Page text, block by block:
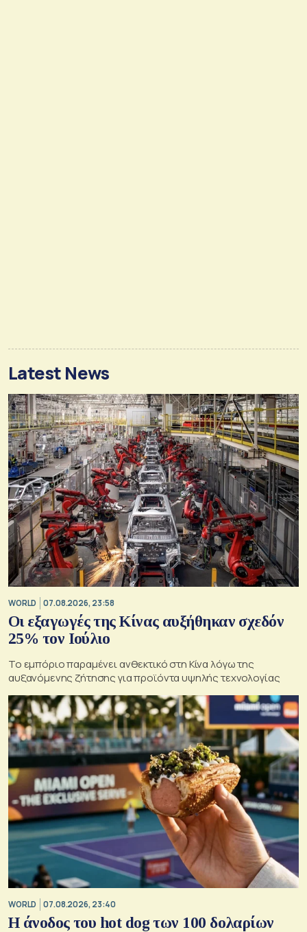
Latest News
WORLD 07.08.2026, 23:58
Οι εξαγωγές της Κίνας αυξήθηκαν σχεδόν
25% τον Ιούλιο
Το εμπόριο παραμένει ανθεκτικό στη Κίνα λόγω της
αυξανόμενης ζήτησης για προϊόντα υψηλής τεχνολογίας
WORLD 07.08.2026, 23:40
Η άνοδος του hot dog των 100 δολαρίων